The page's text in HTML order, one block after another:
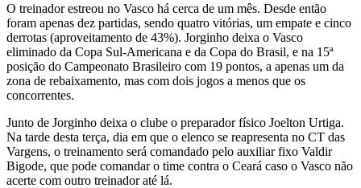
O treinador estreou no Vasco há cerca de um mês. Desde então
foram apenas dez partidas, sendo quatro vitórias, um empate e cinco
derrotas (aproveitamento de 43%). Jorginho deixa o Vasco
eliminado da Copa Sul-Americana e da Copa do Brasil, e na 15ª
posição do Campeonato Brasileiro com 19 pontos, a apenas um da
zona de rebaixamento, mas com dois jogos a menos que os
concorrentes.
Junto de Jorginho deixa o clube o preparador físico Joelton Urtiga.
Na tarde desta terça, dia em que o elenco se reapresenta no CT das
Vargens, o treinamento será comandado pelo auxiliar fixo Valdir
Bigode, que pode comandar o time contra o Ceará caso o Vasco não
acerte com outro treinador até lá.